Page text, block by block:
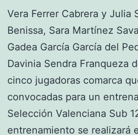
Vera Ferrer Cabrera y Julia
Benissa, Sara Martínez
Gadea García García del
Davinia Sendra Franqueza
cinco jugadoras comarca
convocadas para un
Selección Valenciana Sub
entrenamiento se realizará